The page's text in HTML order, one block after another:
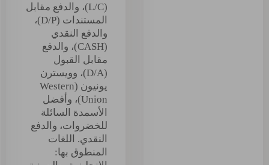
(L/C)، والدفع مقابل
المستندات (D/P)،
والدفع النقدي
(CASH)، والدفع
مقابل القبول
(D/A)، وويسترن
يونيون (Western
Union)، وأفضل
الأسمدة السائلة
للخضروات، والدفع
النقدي. اللغات
المنطوق بها: